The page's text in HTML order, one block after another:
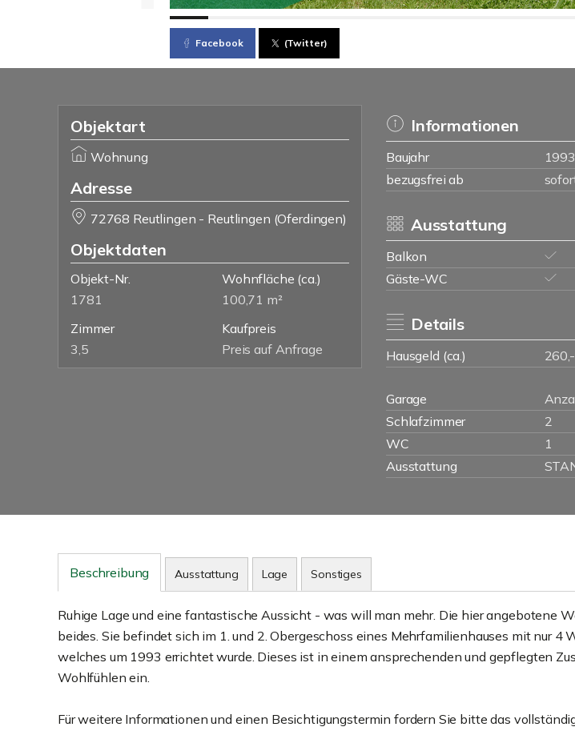
Facebook (Twitter)
Objektart
Wohnung
Adresse
72768 Reutlingen - Reutlingen (Oferdingen)
Objektdaten
Objekt-Nr.
1781
Wohnfläche (ca.)
100,71 m²
Zimmer
3,5
Kaufpreis
Preis auf Anfrage
Informationen
Baujahr 1993
bezugsfrei ab
Ausstattung
Balkon
Gäste-WC
Details
Hausgeld (ca.)
Garage
Schlafzimmer
2
WC
1
Ausstattung
Beschreibung Ausstattung Lage Sonstiges
Ruhige Lage und eine fantastische Aussicht - was will man mehr. Die hier angebotene
beides. Sie befindet sich im 1. und 2. Obergeschoss eines Mehrfamilienhauses mit nur 4
welches um 1993 errichtet wurde. Dieses ist in einem ansprechenden und gepflegten
Wohlfühlen ein.
Für weitere Informationen und einen Besichtigungstermin fordern Sie bitte das